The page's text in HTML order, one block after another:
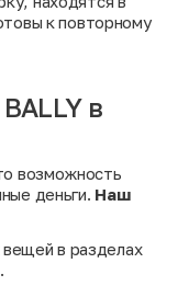
к повторному
в
возможность
деньги. Наш
в разделах
.